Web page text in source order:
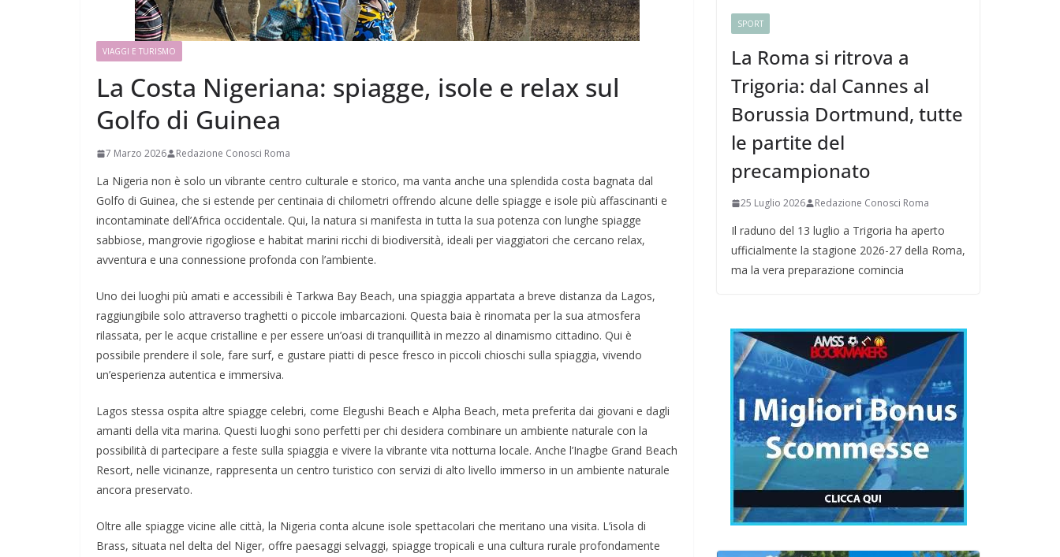
VIAGGI E TURISMO
La Costa Nigeriana: spiagge, isole e relax sul
Golfo di Guinea
7 Marzo 2026 Redazione Conosci Roma
La Nigeria non è solo un vibrante centro culturale e storico, ma vanta anche una splendida costa bagnata dal
Golfo di Guinea, che si estende per centinaia di chilometri offrendo alcune delle spiagge e isole più affascinanti e
incontaminate dell’Africa occidentale. Qui, la natura si manifesta in tutta la sua potenza con lunghe spiagge
sabbiose, mangrovie rigogliose e habitat marini ricchi di biodiversità, ideali per viaggiatori che cercano relax,
avventura e una connessione profonda con l’ambiente.
Uno dei luoghi più amati e accessibili è Tarkwa Bay Beach, una spiaggia appartata a breve distanza da Lagos,
raggiungibile solo attraverso traghetti o piccole imbarcazioni. Questa baia è rinomata per la sua atmosfera
rilassata, per le acque cristalline e per essere un’oasi di tranquillità in mezzo al dinamismo cittadino. Qui è
possibile prendere il sole, fare surf, e gustare piatti di pesce fresco in piccoli chioschi sulla spiaggia, vivendo
un’esperienza autentica e immersiva.
Lagos stessa ospita altre spiagge celebri, come Elegushi Beach e Alpha Beach, meta preferita dai giovani e dagli
amanti della vita marina. Questi luoghi sono perfetti per chi desidera combinare un ambiente naturale con la
possibilità di partecipare a feste sulla spiaggia e vivere la vibrante vita notturna locale. Anche l’Inagbe Grand Beach
Resort, nelle vicinanze, rappresenta un centro turistico con servizi di alto livello immerso in un ambiente naturale
ancora preservato.
Oltre alle spiagge vicine alle città, la Nigeria conta alcune isole spettacolari che meritano una visita. L’isola di
Brass, situata nel delta del Niger, offre paesaggi selvaggi, spiagge tropicali e una cultura rurale profondamente
SPORT
La Roma si ritrova a
Trigoria: dal Cannes al
Borussia Dortmund, tutte
le partite del
precampionato
25 Luglio 2026 Redazione Conosci Roma
Il raduno del 13 luglio a Trigoria ha aperto
ufficialmente la stagione 2026-27 della Roma,
ma la vera preparazione comincia